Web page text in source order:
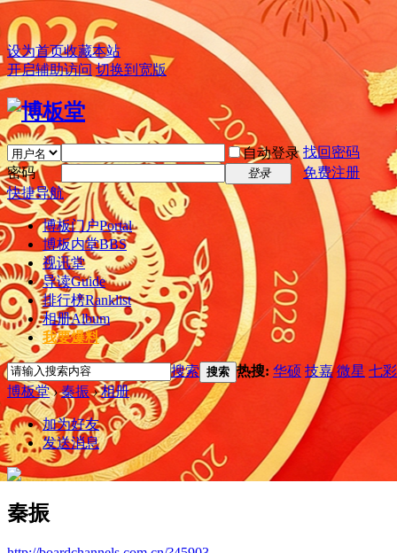
设为首页收藏本站
开启辅助访问 切换到宽版
自动登录 找回密码
密码
登录
免费注册
快捷导航
博板门户Portal
博板内堂BBS
视讯堂
导读Guide
排行榜Ranklist
相册Album
我要爆料
搜索 搜索 热搜: 华硕 技嘉 微星 七
博板堂 › 秦振 › 相册
加为好友
发送消息
秦振